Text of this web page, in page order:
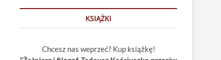
KSIĄŻKI
Chcesz nas weprzeć? Kup książkę!